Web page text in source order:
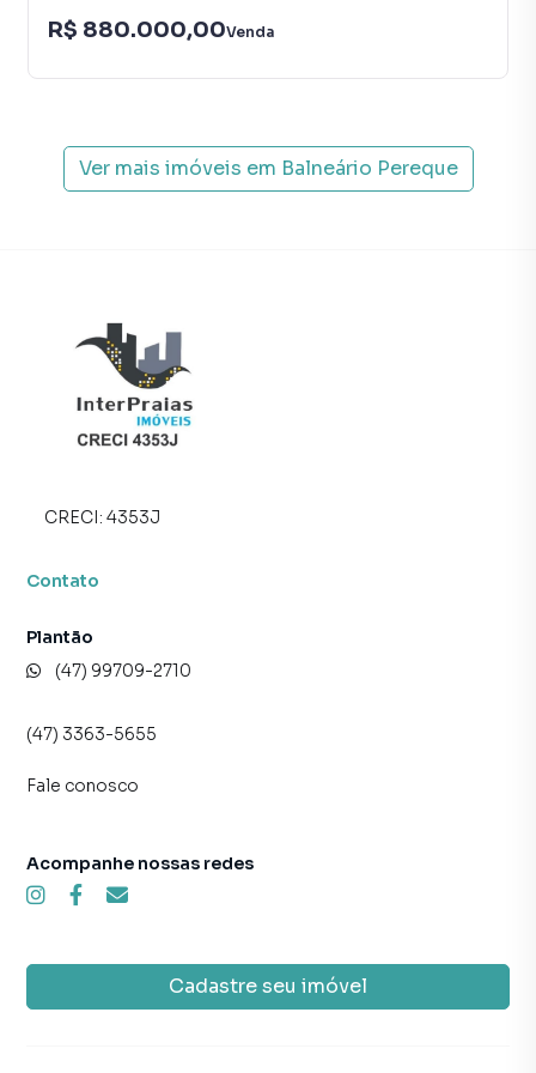
Anuncie seu imóvel! É fácil, rápido e gratuito! A Interpraias
cidades do Brasil, incluindo Porto Belo.
Na Interpraias Imóveis você consegue vender ou alugar
seu imóvel muito mais rápido do que em imobiliárias
tradicionais. Já vendemos e locamos diversos imóveis em
tendo como consequência uma maior chance de vender ou
alugar seu imóvel mais rápido. Contamos também com um
time de programadores, corretores treinados e uma
central de atendimento preparada para atender
proprietários e inquilinos.
R$ 880.000,00Venda
Ver mais imóveis em Balneário Pereque
CRECI: 4353J
Contato
Plantão
(47) 99709-2710
(47) 3363-5655
Fale conosco
Cadastre seu imóvel
Acompanhe nossas redes